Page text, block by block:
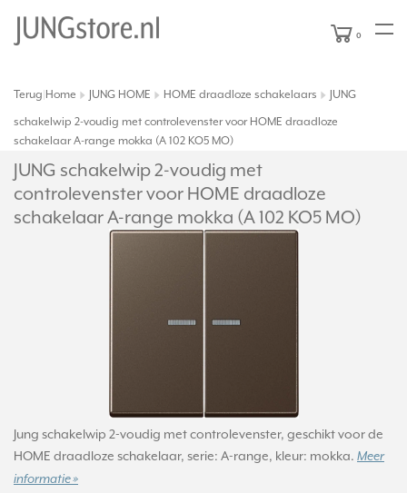
0
Terug Home JUNG HOME HOME draadloze schakelaars JUNG
schakelwip 2-voudig met controlevenster voor HOME draadloze
schakelaar A-range mokka (A 102 KO5 MO)
JUNG schakelwip 2-voudig met
controlevenster voor HOME draadloze
schakelaar A-range mokka (A 102 KO5 MO)
Jung schakelwip 2-voudig met controlevenster, geschikt voor de
HOME draadloze schakelaar, serie: A-range, kleur: mokka. Meer
informatie »